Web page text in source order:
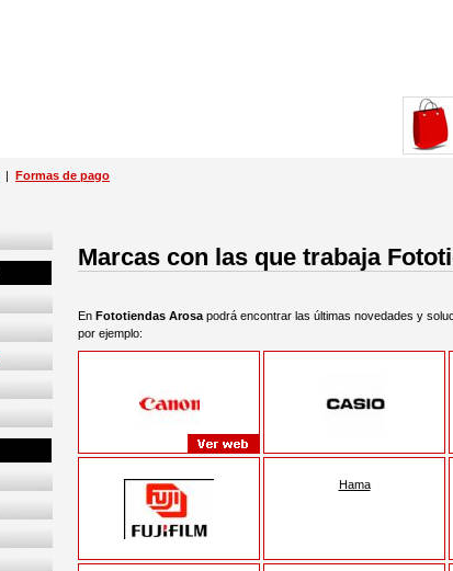
| Formas de pago
Marcas con las que trabaja
En Fototiendas Arosa podrá encontrar las últimas novedades y
por ejemplo:
Hama